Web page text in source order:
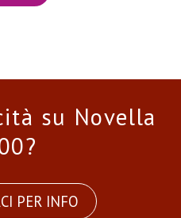
su Novella
PER INFO